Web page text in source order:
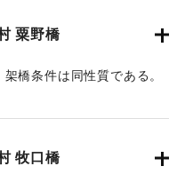
在では目につかない場所
粟野橋
橋条件は同性質である。
が激突して右岸側4経間を
堤防に流木が激突破堤し
れた部分に再び土砂が堆
牧口橋